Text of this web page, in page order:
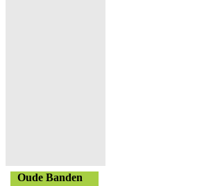
Oude Banden